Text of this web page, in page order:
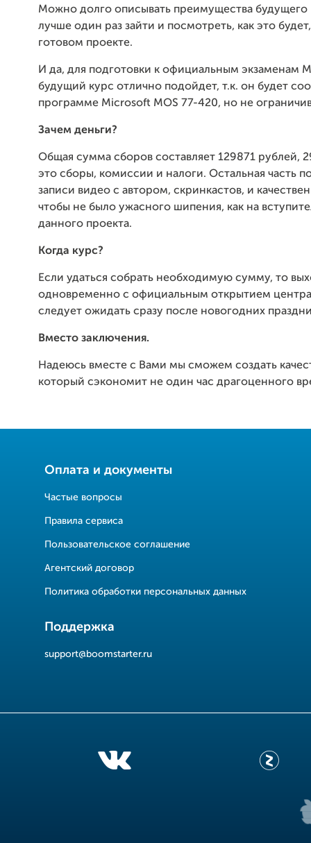
Можно долго описывать преимущества будущего
лучше один раз зайти и посмотреть, как это
готовом проекте.
И да, для подготовки к официальным экзаменам
будущий курс отлично подойдет, т.к. он будет
программе Microsoft MOS 77-420, но не
Зачем деньги?
Общая сумма сборов составляет 129871 рублей,
это сборы, комиссии и налоги. Остальная часть
записи видео с автором, скринкастов, и
чтобы не было ужасного шипения, как на
данного проекта.
Когда курс?
Если удаться собрать необходимую сумму, то
одновременно с официальным открытием
следует ожидать сразу после новогодних
Вместо заключения.
Надеюсь вместе с Вами мы сможем создать
который сэкономит не один час драгоценного
Оплата и документы
Частые вопросы
Правила сервиса
Пользовательское соглашение
Агентский договор
Политика обработки персональных данных
Поддержка
support@boomstarter.ru